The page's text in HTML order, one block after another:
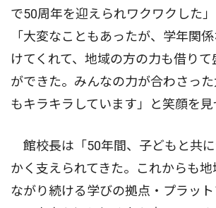
で50周年を迎えられワクワクした」
「大変なこともあったが、学年関
けてくれて、地域の方の力も借りて
ができた。みんなの力が合わさっ
もキラキラしています」と笑顔を見
館校長は「50年間、子どもと共
かく支えられてきた。これからも
ながり続ける学びの拠点・プラッ